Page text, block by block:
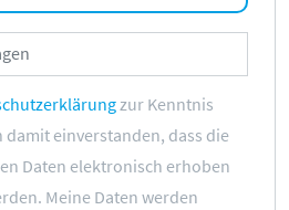
zur Kenntnis
einverstanden, dass die
Daten elektronisch erhoben
Meine Daten werden